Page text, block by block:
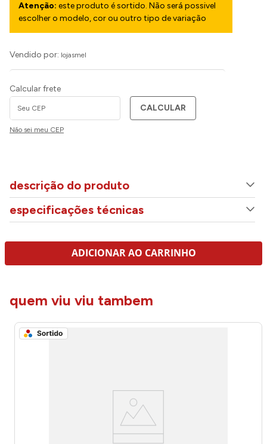
Atenção: este produto é sortido. Não será possivel
escolher o modelo, cor ou outro tipo de variação
Vendido por: lojasmel
Calcular frete
CALCULAR
Não sei meu CEP
descrição do produto
especificações técnicas
ADICIONAR AO CARRINHO
quem viu viu tambem